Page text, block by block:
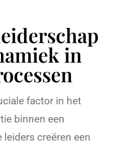
in
factor in het
binnen een
creëren een